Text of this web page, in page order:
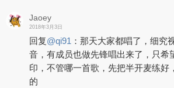
Jaoey
2018年3月3日
回复@qi91 ： 那天大家都唱了，细究
音，有成员也做先锋唱出来了，只希
印，不管哪一首歌，先把半开麦练好
的